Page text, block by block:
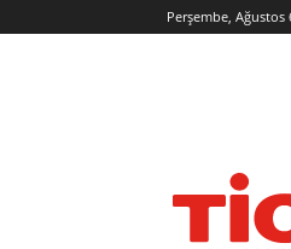
Perşembe, Ağustos